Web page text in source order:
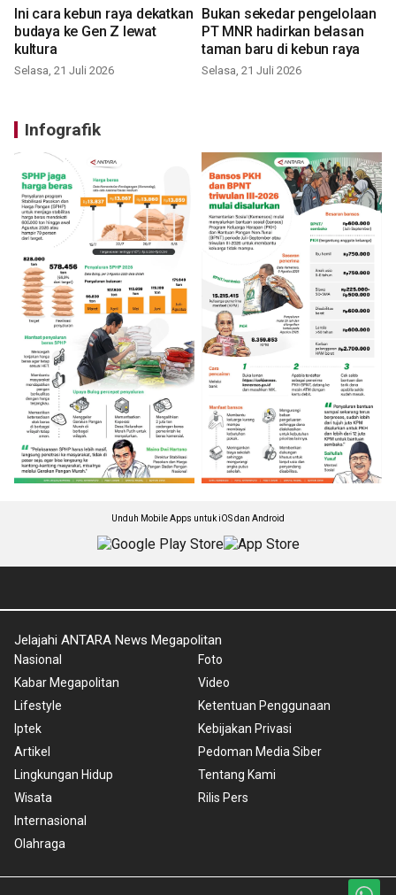
Ini cara kebun raya dekatkan
budaya ke Gen Z lewat
kultura
Selasa, 21 Juli 2026
Bukan sekedar pengelolaan
PT MNR hadirkan belasan
taman baru di kebun raya
Selasa, 21 Juli 2026
Infografik
Unduh Mobile Apps untuk iOS dan Android
Jelajahi ANTARA News Megapolitan
Nasional
Kabar Megapolitan
Lifestyle
Iptek
Artikel
Lingkungan Hidup
Wisata
Internasional
Olahraga
Foto
Video
Ketentuan Penggunaan
Kebijakan Privasi
Pedoman Media Siber
Tentang Kami
Rilis Pers